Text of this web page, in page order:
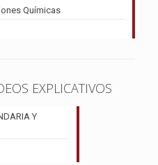
Químicas
EXPLICATIVOS
Y